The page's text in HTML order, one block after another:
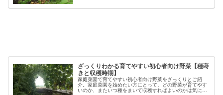
家庭菜園で失敗しないコツと言える...
ざっくりわかる育てやすい初心者向け野菜【種蒔
きと収穫時期】
家庭菜園で育てやすい初心者向け野菜をざっくりとご紹
介。家庭菜園を始めたい方にとって、どの野菜が育てやす
いのか、またいつ種をまいて収穫すればよいのかは気にな